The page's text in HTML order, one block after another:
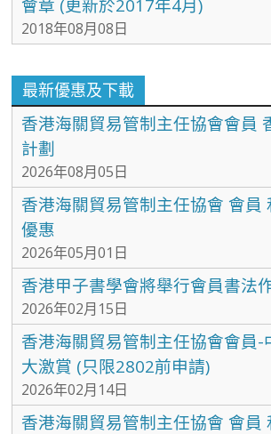
會章 (更新於2017年4月)
2018年08月08日
最新優惠及下載
香港海關貿易管制主任協會會員
計劃
2026年08月05日
香港海關貿易管制主任協會 會員
優惠
2026年05月01日
香港甲子書學會將舉行會員書法
2026年02月15日
香港海關貿易管制主任協會會員-
大激賞 (只限2802前申請)
2026年02月14日
香港海關貿易管制主任協會 會員